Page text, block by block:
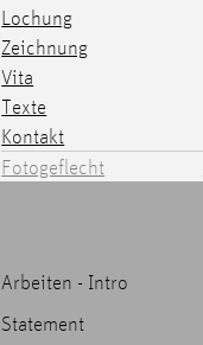
Lochung
Zeichnung
Vita
Texte
Kontakt
Fotogeflecht
Arbeiten - Intro
Statement